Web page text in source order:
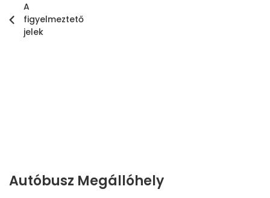
A
figyelmeztető
jelek
Autóbusz Megállóhely